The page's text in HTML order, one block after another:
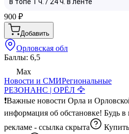
900 ₽
Добавить
Орловская обл
Баллы: 6,5
Max
Новости и СМИРегиональные
РЕЗОНАНС | ОРЁЛ 🦅
❗️Важные новости Орла и
информация об обстановке! Будь
рекламе - ссылка скрыта